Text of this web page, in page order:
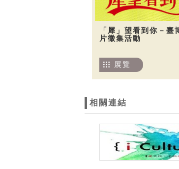
「犀」望看到你－臺
片徵集活動
展覽
相關連結